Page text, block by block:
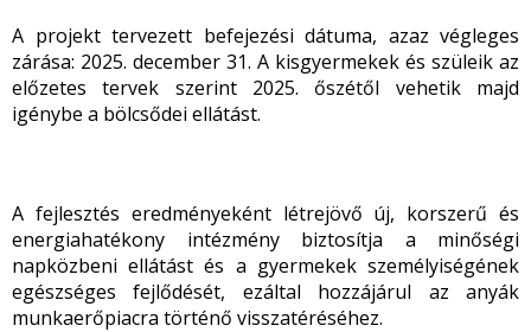
A projekt tervezett befejezési dátuma, azaz végleges
zárása: 2025. december 31. A kisgyermekek és szüleik az
előzetes tervek szerint 2025. őszétől vehetik majd
igénybe a bölcsődei ellátást.
A fejlesztés eredményeként létrejövő új, korszerű és
energiahatékony intézmény biztosítja a minőségi
napközbeni ellátást és a gyermekek személyiségének
egészséges fejlődését, ezáltal hozzájárul az anyák
munkaerőpiacra történő visszatéréséhez.